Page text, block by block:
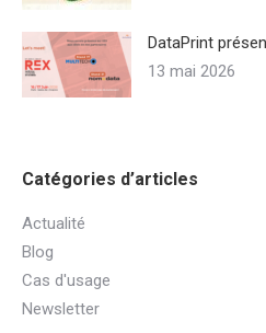
DataPrint
13 mai 2026
Catégories d’articles
Actualité
Blog
Cas d'usage
Newsletter